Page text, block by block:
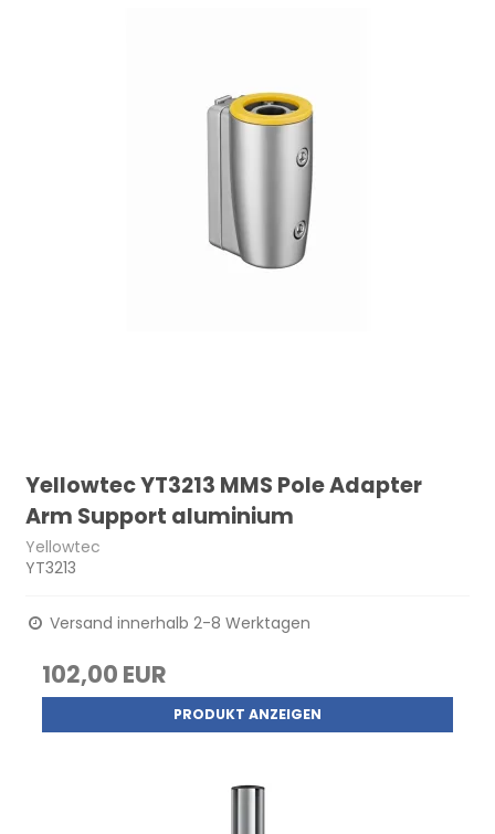
Yellowtec YT3213 MMS Pole Adapter
Arm Support aluminium
Yellowtec
YT3213
Versand innerhalb 2-8 Werktagen
102,00 EUR
PRODUKT ANZEIGEN